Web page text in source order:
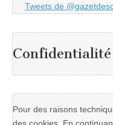
Tweets de
Confidentialité
Pour des raisons